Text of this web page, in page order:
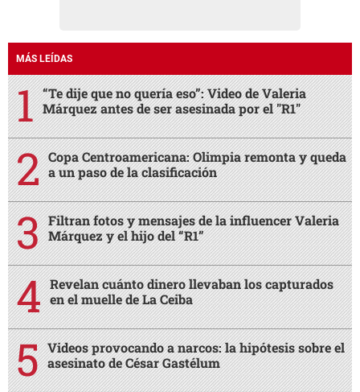
MÁS LEÍDAS
“Te dije que no quería eso”: Video de Valeria
Márquez antes de ser asesinada por el "R1"
Copa Centroamericana: Olimpia remonta y queda
a un paso de la clasificación
Filtran fotos y mensajes de la influencer Valeria
Márquez y el hijo del “R1”
Revelan cuánto dinero llevaban los capturados
en el muelle de La Ceiba
Videos provocando a narcos: la hipótesis sobre el
asesinato de César Gastélum